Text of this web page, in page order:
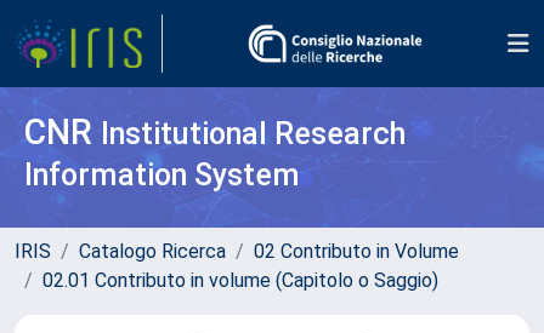
CNR Institutional Research
Information System
IRIS Catalogo Ricerca
02 Contributo in Volume
02.01 Contributo in volume (Capitolo o Saggio)